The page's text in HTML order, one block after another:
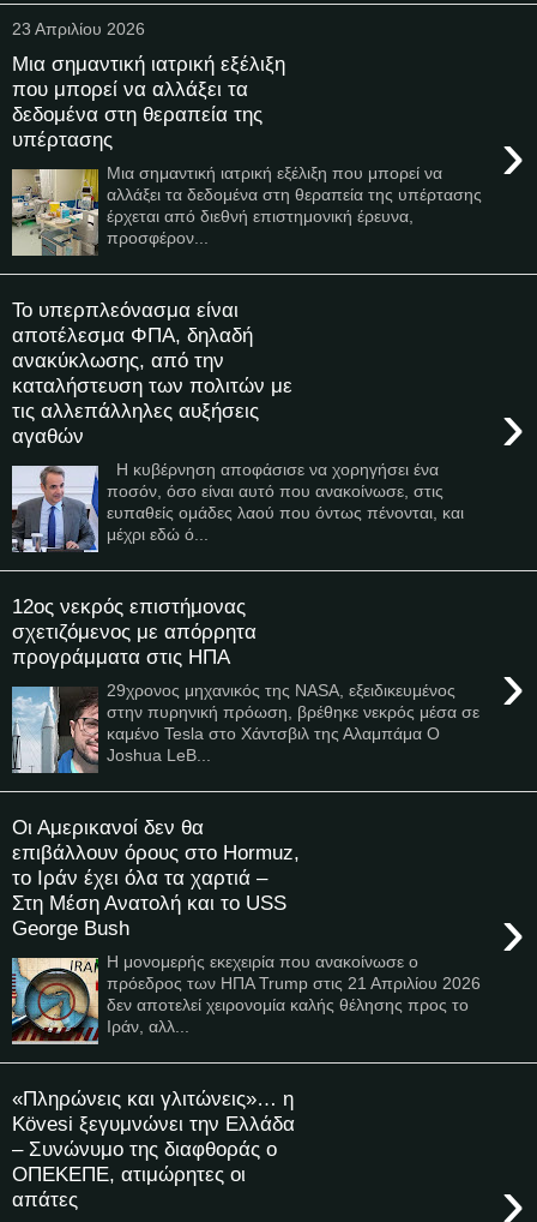
23 Απριλίου 2026
Μια σημαντική ιατρική εξέλιξη
που μπορεί να αλλάξει τα
δεδομένα στη θεραπεία της
υπέρτασης
›
Μια σημαντική ιατρική εξέλιξη που μπορεί να
αλλάξει τα δεδομένα στη θεραπεία της υπέρτασης
έρχεται από διεθνή επιστημονική έρευνα,
προσφέρον...
Το υπερπλεόνασμα είναι
αποτέλεσμα ΦΠΑ, δηλαδή
ανακύκλωσης, από την
καταλήστευση των πολιτών με
τις αλλεπάλληλες αυξήσεις
αγαθών
›
Η κυβέρνηση αποφάσισε να χορηγήσει ένα
ποσόν, όσο είναι αυτό που ανακοίνωσε, στις
ευπαθείς ομάδες λαού που όντως πένονται, και
μέχρι εδώ ό...
12ος νεκρός επιστήμονας
σχετιζόμενος με απόρρητα
προγράμματα στις ΗΠΑ
›
29χρονος μηχανικός της NASA, εξειδικευμένος
στην πυρηνική πρόωση, βρέθηκε νεκρός μέσα σε
καμένο Tesla στο Χάντσβιλ της Αλαμπάμα Ο
Joshua LeB...
Οι Αμερικανοί δεν θα
επιβάλλουν όρους στο Hormuz,
το Ιράν έχει όλα τα χαρτιά –
Στη Μέση Ανατολή και το USS
George Bush
›
Η μονομερής εκεχειρία που ανακοίνωσε ο
πρόεδρος των ΗΠΑ Trump στις 21 Απριλίου 2026
δεν αποτελεί χειρονομία καλής θέλησης προς το
Ιράν, αλλ...
«Πληρώνεις και γλιτώνεις»… η
Kövesi ξεγυμνώνει την Ελλάδα
– Συνώνυμο της διαφθοράς ο
ΟΠΕΚΕΠΕ, ατιμώρητες οι
απάτες
›